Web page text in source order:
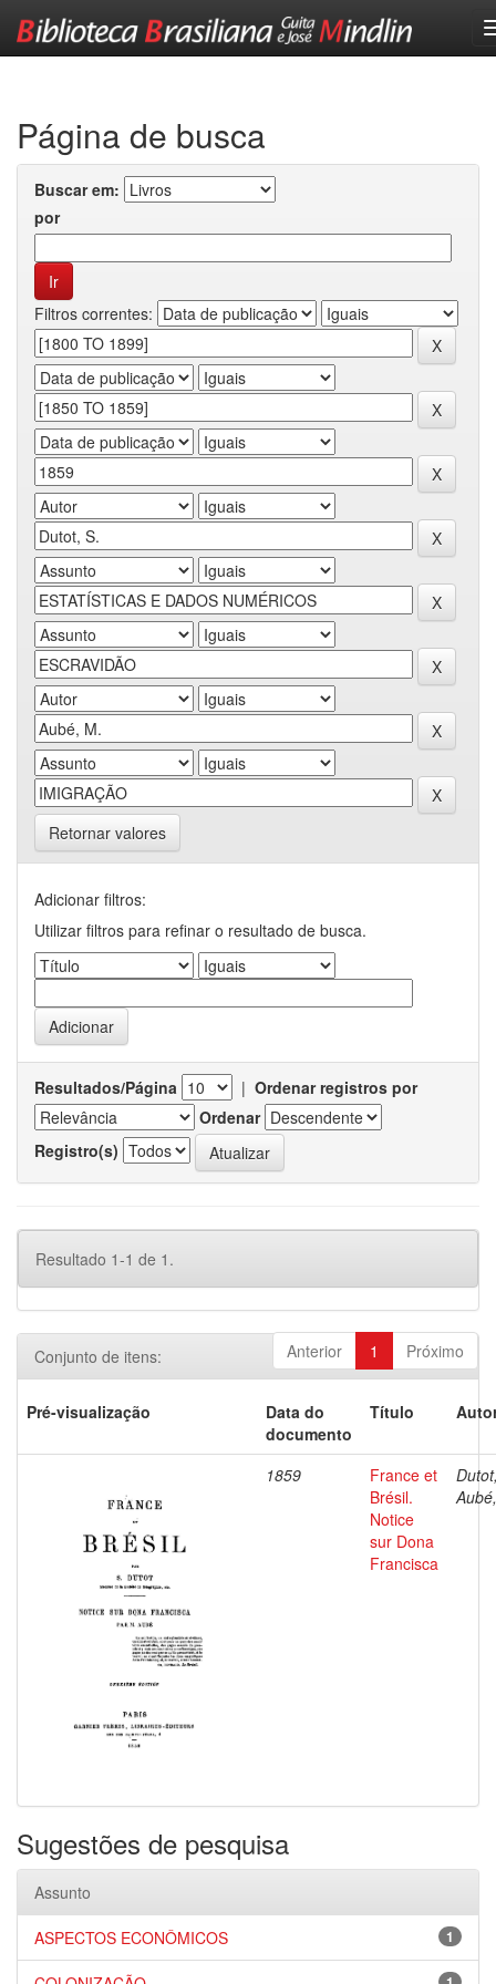
Página de busca
Buscar em:
por
Filtros correntes:
Retornar valores
Adicionar filtros:
Utilizar filtros para refinar o resultado de busca.
Resultados/Página | Ordenar registros por
Ordenar
Registro(s)
Resultado 1-1 de 1.
Anterior 1 Próximo
Conjunto de itens:
Pré-visualização
Data do
documento
Título
1859
France et
Brésil.
Notice
sur Dona
Francisca
Sugestões de pesquisa
Assunto
1
ASPECTOS ECONÔMICOS